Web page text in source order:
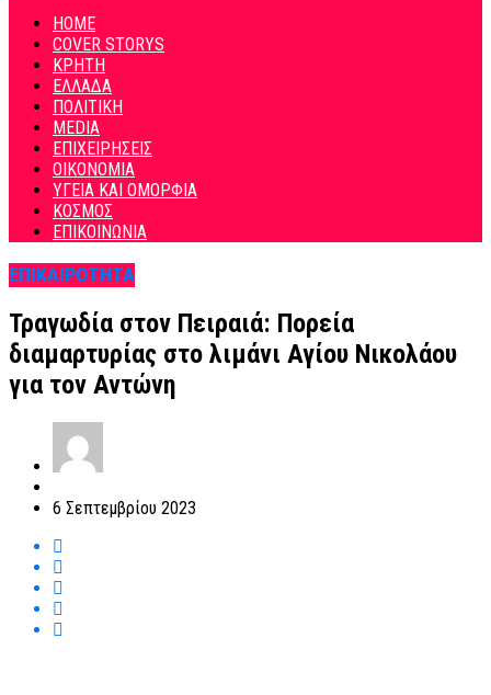
HOME
COVER STORYS
ΚΡΗΤΗ
ΕΛΛΑΔΑ
ΠΟΛΙΤΙΚΗ
MEDIA
ΕΠΙΧΕΙΡΗΣΕΙΣ
ΟΙΚΟΝΟΜΙΑ
ΥΓΕΙΑ ΚΑΙ ΟΜΟΡΦΙΑ
ΚΟΣΜΟΣ
ΕΠΙΚΟΙΝΩΝΙΑ
ΕΠΙΚΑΙΡΟΤΗΤΑ
Τραγωδία στον Πειραιά: Πορεία
διαμαρτυρίας στο λιμάνι Αγίου Νικολάου
για τoν Αντώνη
6 Σεπτεμβρίου 2023